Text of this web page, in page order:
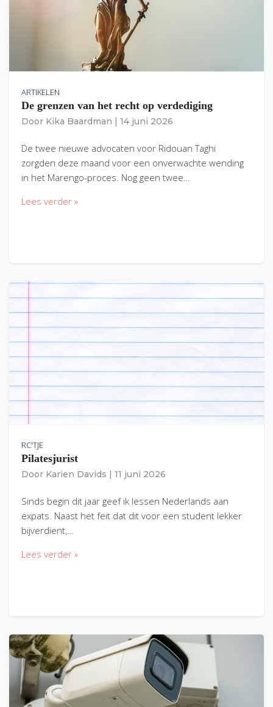
ARTIKELEN
De grenzen van het recht op verdediging
Door Kika Baardman 14 juni 2026
De twee nieuwe advocaten voor Ridouan Taghi
zorgden deze maand voor een onverwachte wending
in het Marengo-proces. Nog geen twee…
Lees verder »
RC'TJE
Pilatesjurist
Door Karien Davids 11 juni 2026
Sinds begin dit jaar geef ik lessen Nederlands aan
expats. Naast het feit dat dit voor een student lekker
bijverdient,…
Lees verder »